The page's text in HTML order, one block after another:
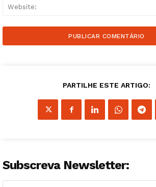
PARTILHE ESTE ARTIGO:
Subscreva Newsletter: